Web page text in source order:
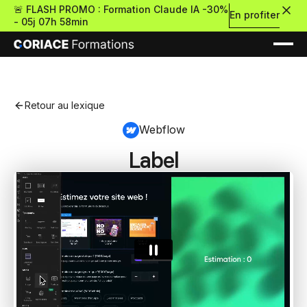
🚨 FLASH PROMO : Formation Claude IA -30%
- 05j 07h 58min
En profiter
Retour
Ressources Premium
Formations
Pour découvrir le no-
Retour À propos
Retour au lexique
Webflow
Label